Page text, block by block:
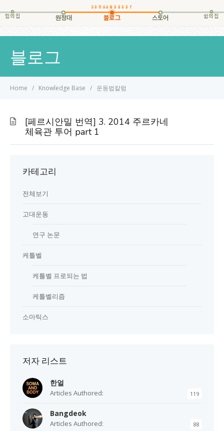
힘의집 원정대 블로그 스토어 쉼의집
블로그
Home Knowledge Base 운동법칼럼
[페르시안밀 번역] 3. 2014 주르카네
체육관 투어 part 1
카테고리
전체보기
고대운동
연구 논문
케틀벨
케틀벨 프로되는 법
케틀벨리즘
소마틱스
저자 리스트
한얼
Articles Authored: 119
Bangdeok
Articles Authored: 88